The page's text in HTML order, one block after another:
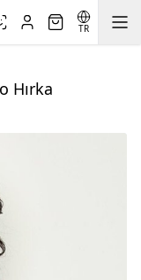
TR
Hırka